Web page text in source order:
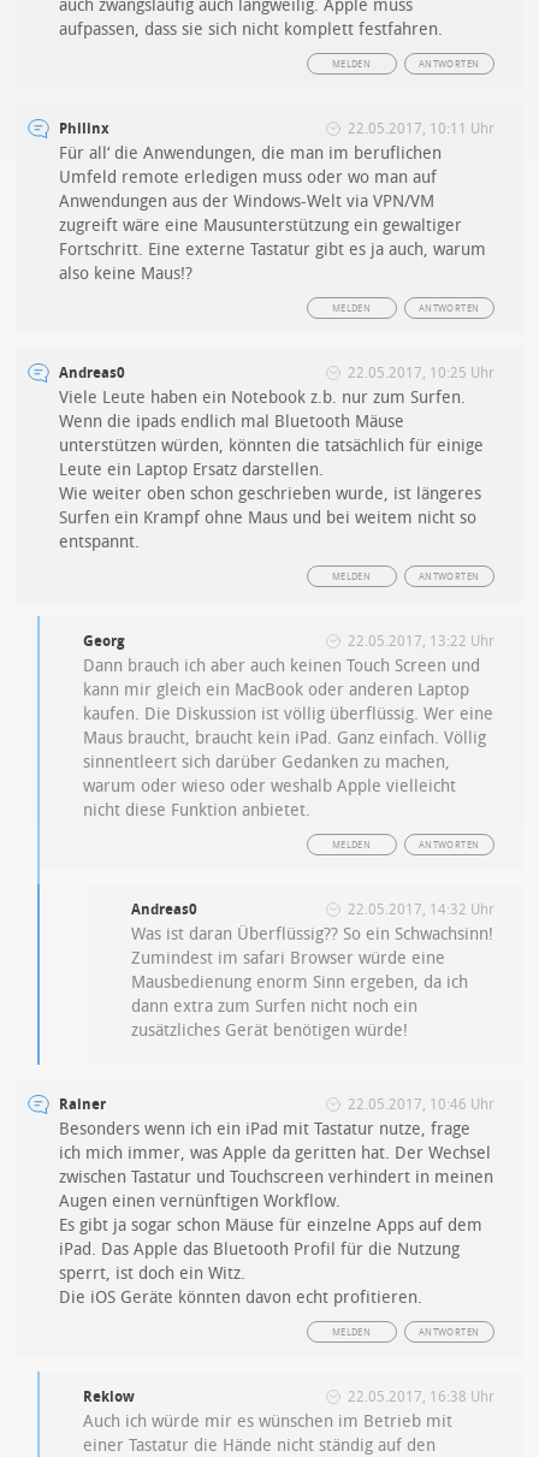
auch zwangsläufig auch langweilig. Apple muss
aufpassen, dass sie sich nicht komplett festfahren.
ANTWORTEN
MELDEN
Philinx 22.05.2017, 10:11 Uhr
Für all‘ die Anwendungen, die man im beruflichen
Umfeld remote erledigen muss oder wo man auf
Anwendungen aus der Windows-Welt via VPN/VM
zugreift wäre eine Mausunterstützung ein gewaltiger
Fortschritt. Eine externe Tastatur gibt es ja auch, warum
also keine Maus!?
ANTWORTEN
MELDEN
Andreas0 22.05.2017, 10:25 Uhr
Viele Leute haben ein Notebook z.b. nur zum Surfen.
Wenn die ipads endlich mal Bluetooth Mäuse
unterstützen würden, könnten die tatsächlich für einige
Leute ein Laptop Ersatz darstellen.
Wie weiter oben schon geschrieben wurde, ist längeres
Surfen ein Krampf ohne Maus und bei weitem nicht so
entspannt.
ANTWORTEN
MELDEN
Georg 22.05.2017, 13:22 Uhr
Dann brauch ich aber auch keinen Touch Screen und
kann mir gleich ein MacBook oder anderen Laptop
kaufen. Die Diskussion ist völlig überflüssig. Wer eine
Maus braucht, braucht kein iPad. Ganz einfach. Völlig
sinnentleert sich darüber Gedanken zu machen,
warum oder wieso oder weshalb Apple vielleicht
nicht diese Funktion anbietet.
ANTWORTEN
MELDEN
Andreas0 22.05.2017, 14:32 Uhr
Was ist daran Überflüssig?? So ein Schwachsinn!
Zumindest im safari Browser würde eine
Mausbedienung enorm Sinn ergeben, da ich
dann extra zum Surfen nicht noch ein
zusätzliches Gerät benötigen würde!
Rainer 22.05.2017, 10:46 Uhr
Besonders wenn ich ein iPad mit Tastatur nutze, frage
ich mich immer, was Apple da geritten hat. Der Wechsel
zwischen Tastatur und Touchscreen verhindert in meinen
Augen einen vernünftigen Workflow.
Es gibt ja sogar schon Mäuse für einzelne Apps auf dem
iPad. Das Apple das Bluetooth Profil für die Nutzung
sperrt, ist doch ein Witz.
Die iOS Geräte könnten davon echt profitieren.
ANTWORTEN
MELDEN
Reklow 22.05.2017, 16:38 Uhr
Auch ich würde mir es wünschen im Betrieb mit
einer Tastatur die Hände nicht ständig auf den